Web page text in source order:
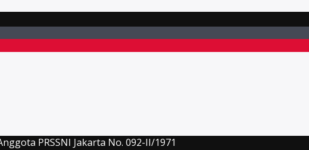
PRSSNI Jakarta No. 092-II/1971